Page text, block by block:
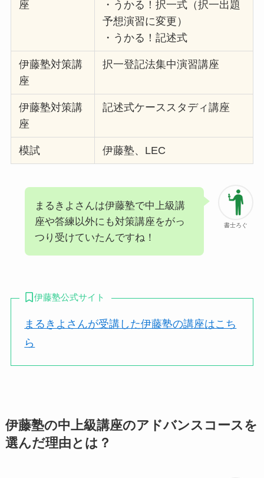
座
・うかる！択一式（択一出題
予想演習に変更）
・うかる！記述式
伊藤塾対策講
座
択一登記法集中演習講座
伊藤塾対策講
座
記述式ケーススタディ講座
模試 伊藤塾、LEC
書士ろぐ
まるきよさんは伊藤塾で中上級講
座や答練以外にも対策講座をがっ
つり受けていたんですね！
伊藤塾公式サイト
まるきよさんが受講した伊藤塾の講座はこち
ら
伊藤塾の中上級講座のアドバンスコースを
選んだ理由とは？